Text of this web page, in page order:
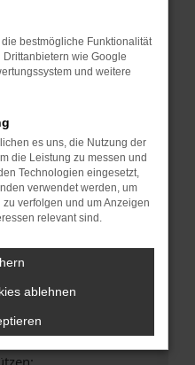
vorübergehende
Browser und dein
neuesten Stand
nicht nur ein
kann auch dazu
Funktionen nicht mehr
Schritte versucht
Wir werden
zu beheben. Du kannst
um uns bei der
bestmögliche Funktionalität
wie Google
und weitere
es uns, die Nutzung der
die Leistung zu messen und
Technologien eingesetzt,
verwendet werden, um
verfolgen und um Anzeigen
relevant sind.
ablehnen